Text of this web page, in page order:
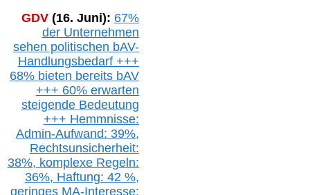
GDV (16. Juni): 67%
der Unternehmen
sehen politischen bAV-
Handlungsbedarf +++
68% bieten bereits bAV
+++ 60% erwarten
steigende Bedeutung
+++ Hemmnisse:
Admin-Aufwand: 39%,
Rechtsunsicherheit:
38%, komplexe Regeln:
36%, Haftung: 42 %,
geringes MA-Interesse: